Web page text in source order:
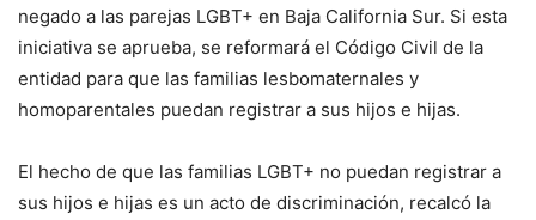
negado a las parejas LGBT+ en Baja California Sur. Si esta
iniciativa se aprueba, se reformará el Código Civil de la
entidad para que las familias lesbomaternales y
homoparentales puedan registrar a sus hijos e hijas.
El hecho de que las familias LGBT+ no puedan registrar a
sus hijos e hijas es un acto de discriminación, recalcó la